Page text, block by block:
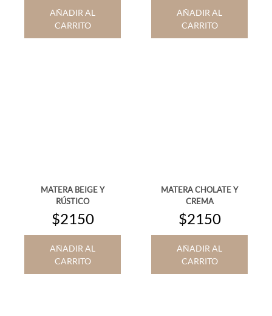
AÑADIR AL
CARRITO
AÑADIR AL
CARRITO
MATERA BEIGE Y
RÚSTICO
$2150
AÑADIR AL
CARRITO
MATERA CHOLATE Y
CREMA
$2150
AÑADIR AL
CARRITO